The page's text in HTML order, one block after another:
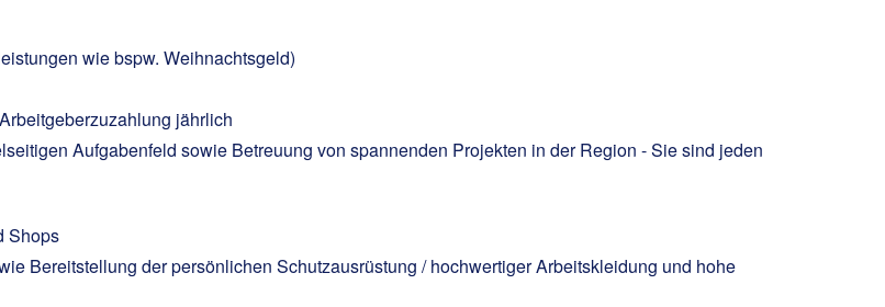
wie bspw. Weihnachtsgeld)
jährlich
Aufgabenfeld sowie Betreuung von spannenden Projekten in der Region - Sie sind jeden
Shops
Bereitstellung der persönlichen Schutzausrüstung / hochwertiger Arbeitskleidung und hohe